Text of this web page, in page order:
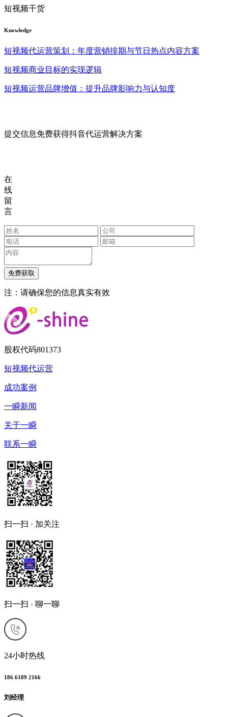
短视频干货
Knowledge
短视频代运营策划：年度营销排期与节日热点内容方案
短视频商业目标的实现逻辑
短视频运营品牌增值：提升品牌影响力与认知度
提交信息免费获得抖音代运营解决方案
在
线
留
言
注：请确保您的信息真实有效
股权代码801373
短视频代运营
成功案例
一瞬新闻
关于一瞬
联系一瞬
扫一扫 · 加关注
扫一扫 · 聊一聊
24小时热线
186 6189 2166
刘经理